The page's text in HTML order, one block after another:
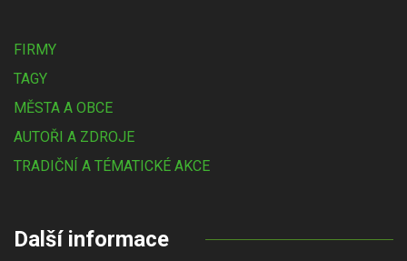
FIRMY
TAGY
MĚSTA A OBCE
AUTOŘI A ZDROJE
TRADIČNÍ A TÉMATICKÉ AKCE
Další informace